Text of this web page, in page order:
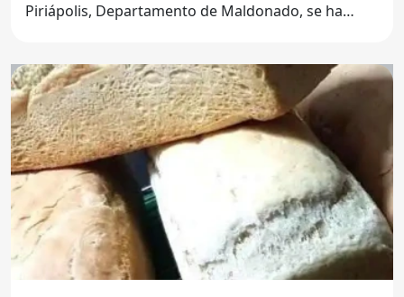
Piriápolis, Departamento de Maldonado, se ha